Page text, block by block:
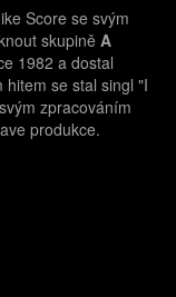
Score se svým
skupině A
1982 a dostal
se stal singl "I
zpracováním
produkce.